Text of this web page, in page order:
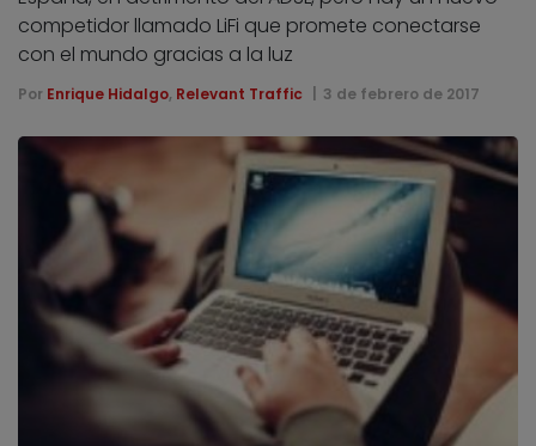
competidor llamado LiFi que promete conectarse
con el mundo gracias a la luz
Por Enrique Hidalgo, Relevant Traffic 3 de febrero de 2017